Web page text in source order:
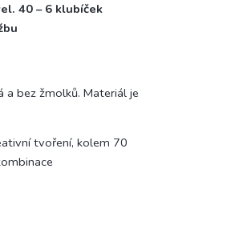
40 – 6 klubíček
a bez žmolků. Materiál je
tvoření, kolem 70